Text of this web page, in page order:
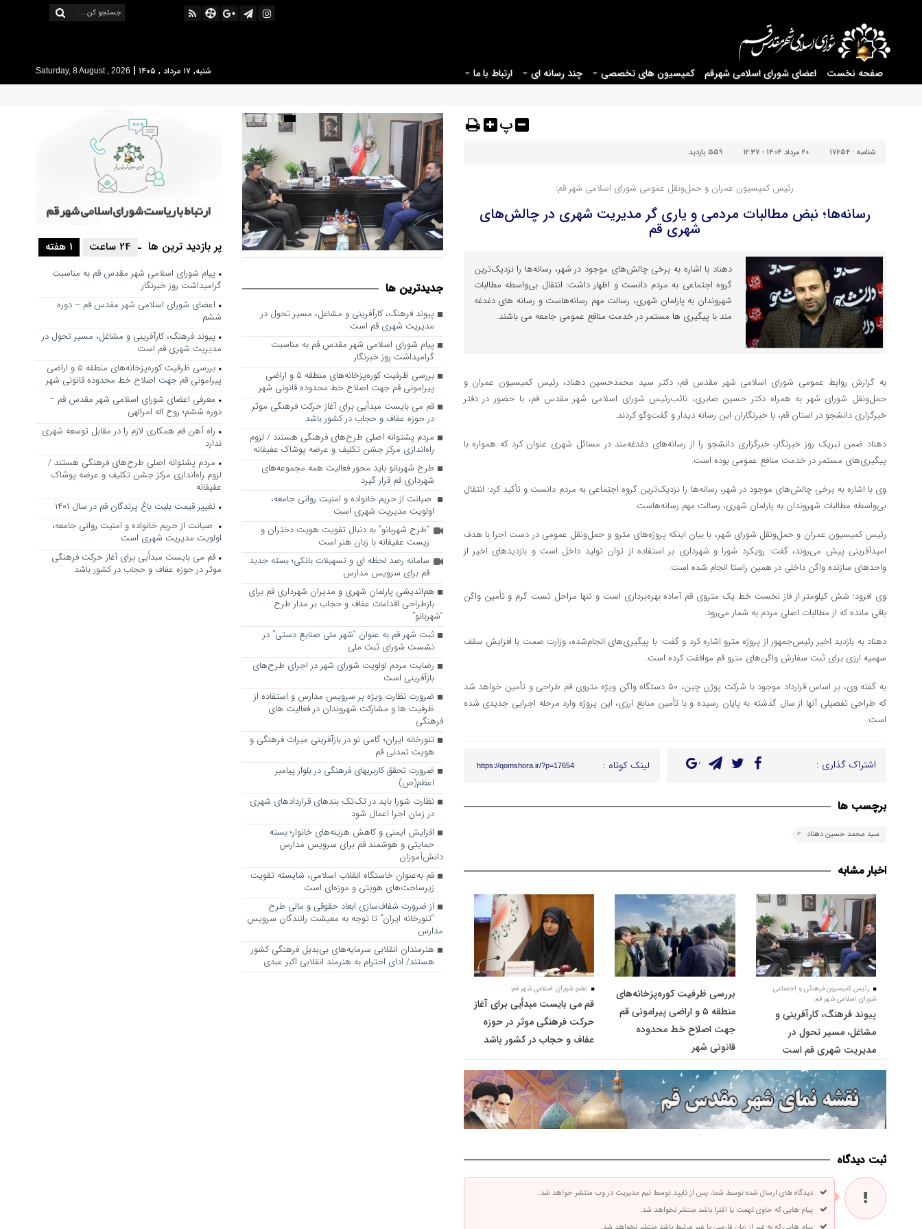
صفحه نخست اعضای شورای اسلامی شهرقم کمیسیون های تخصصی چند رسانه ای ارتباط با ما شنبه, ۱۷ مرداد , ۱۴۰۵ |
Saturday, 8 August , 2026
پ
شناسه : 17654 20 مرداد 1404 - 12:37 559 بازدید
رئیس کمیسیون عمران و حمل‌ونقل عمومی شورای اسلامی شهر قم:
رسانه‌ها؛ نبض مطالبات مردمی و یاری گر مدیریت شهری در چالش‌های
شهری قم
دهناد با اشاره به برخی چالش‌های موجود در شهر، رسانه‌ها را نزدیک‌ترین
گروه اجتماعی به مردم دانست و اظهار داشت: انتقال بی‌واسطه مطالبات
شهروندان به پارلمان شهری، رسالت مهم رسانه‌هاست و رسانه های دغدغه
مند با پیگیری ها مستمر در خدمت منافع عمومی جامعه می باشند.
به گزارش روابط عمومی شورای اسلامی شهر مقدس قم، دکتر سید محمدحسین دهناد، رئیس کمیسیون عمران و
حمل‌ونقل شورای شهر به همراه دکتر حسین صابری، نائب‌رئیس شورای اسلامی شهر مقدس قم، با حضور در دفتر
خبرگزاری دانشجو در استان قم، با خبرنگاران این رسانه دیدار و گفت‌و‌گو کردند.
دهناد ضمن تبریک روز خبرنگار، خبرگزاری دانشجو را از رسانه‌های دغدغه‌مند در مسائل شهری عنوان کرد که همواره با
پیگیری‌های مستمر در خدمت منافع عمومی بوده است.
وی با اشاره به برخی چالش‌های موجود در شهر، رسانه‌ها را نزدیک‌ترین گروه اجتماعی به مردم دانست و تأکید کرد: انتقال
بی‌واسطه مطالبات شهروندان به پارلمان شهری، رسالت مهم رسانه‌هاست.
رئیس کمیسیون عمران و حمل‌ونقل شورای شهر، با بیان اینکه پروژه‌های مترو و حمل‌ونقل عمومی در دست اجرا با هدف
امیدآفرینی پیش می‌روند، گفت: رویکرد شورا و شهرداری بر استفاده از توان تولید داخل است و بازدید‌های اخیر از
واحد‌های سازنده واگن داخلی در همین راستا انجام شده است.
وی افزود: شش کیلومتر از فاز نخست خط یک متروی قم آماده بهره‌برداری است و تنها مراحل تست گرم و تأمین واگن
باقی مانده که از مطالبات اصلی مردم به شمار می‌رود.
دهناد به بازدید اخیر رئیس‌جمهور از پروژه مترو اشاره کرد و گفت: با پیگیری‌های انجام‌شده، وزارت صمت با افزایش سقف
سهمیه ارزی برای ثبت سفارش واگن‌های مترو قم موافقت کرده است.
به گفته وی، بر اساس قرارداد موجود با شرکت پوژن چین، ۵۰ دستگاه واگن ویژه متروی قم طراحی و تأمین خواهد شد
که طراحی تفصیلی آنها از سال گذشته به پایان رسیده و با تأمین منابع ارزی، این پروژه وارد مرحله اجرایی جدیدی شده
است.
اشتراک گذاری : لینک کوتاه : https://qomshora.ir/?p=17654
برچسب ها
سید محمد حسین دهناد
اخبار مشابه
رئیس کمیسیون فرهنگی و اجتماعی
شورای اسلامی شهر قم:
پیوند فرهنگ، کارآفرینی و
مشاغل، مسیر تحول در
مدیریت شهری قم است
بررسی ظرفیت کوره‌پزخانه‌های
منطقه ۵ و اراضی پیرامونی قم
جهت اصلاح خط محدوده
قانونی شهر
عضو شورای اسلامی شهر قم:
قم می بایست مبدأیی برای آغاز
حرکت فرهنگی موثر در حوزه
عفاف و حجاب در کشور باشد
ثبت دیدگاه
دیدگاه های ارسال شده توسط شما، پس از تایید توسط تیم مدیریت در وب منتشر خواهد شد.
پیام هایی که حاوی تهمت یا افترا باشد منتشر نخواهد شد.
جديدترين ها
پیوند فرهنگ، کارآفرینی و مشاغل، مسیر تحول در
مدیریت شهری قم است
پیام شورای اسلامی شهر مقدس قم به مناسبت
گرامیداشت روز خبرنگار
بررسی ظرفیت کوره‌پزخانه‌های منطقه ۵ و اراضی
پیرامونی قم جهت اصلاح خط محدوده قانونی شهر
قم می بایست مبدأیی برای آغاز حرکت فرهنگی موثر
در حوزه عفاف و حجاب در کشور باشد
مردم پشتوانه اصلی طرح‌های فرهنگی هستند / لزوم
راه‌اندازی مرکز جشن تکلیف و عرضه پوشاک عفیفانه
طرح شهربانو باید محور فعالیت همه مجموعه‌های
شهرداری قم قرار گیرد
صیانت از حریم خانواده و امنیت روانی جامعه،
اولویت مدیریت شهری است
“طرح شهربانو” به دنبال تقویت هویت دختران و
زیست عفیفانه با زبان هنر است
سامانه رصد لحظه ای و تسهیلات بانکی؛ بسته جدید
قم برای سرویس مدارس
هم‌اندیشی پارلمان شهری و مدیران شهرداری قم برای
بازطراحی اقدامات عفاف و حجاب بر مدار طرح
“شهربانو”
ثبت شهر قم به عنوان “شهر ملی صنایع دستی” در
نشست شورای ثبت ملی
رضایت مردم اولویت شورای شهر در اجرای طرح‌های
بازآفرینی است
ضرورت نظارت ویژه بر سرویس مدارس و استفاده از
ظرفیت ها و مشارکت شهروندان در فعالیت های
فرهنگی
تنورخانه ایران؛ گامی نو در بازآفرینی میراث فرهنگی و
هویت تمدنی قم
ضرورت تحقق کاربری­های فرهنگی در بلوار پیامبر
اعظم(ص)
نظارت شورا باید در تک‌تک بندهای قراردادهای شهری
در زمان اجرا اعمال شود
افزایش ایمنی و کاهش هزینه‌های خانوار؛ بسته
حمایتی و هوشمند قم برای سرویس مدارس
دانش‌آموزان
قم به‌عنوان خاستگاه انقلاب اسلامی، شایسته تقویت
زیرساخت‌های هویتی و موزه‌ای است
از ضرورت شفاف‌سازی ابعاد حقوقی و مالی طرح
“تنورخانه ایران” تا توجه به معیشت رانندگان سرویس
مدارس
هنرمندان انقلابی سرمایه‌های بی‌بدیل فرهنگی کشور
هستند/ ادای احترام به هنرمند انقلابی اکبر عبدی
پر بازدید ترین ها 1 هفته 24 ساعت
پیام شورای اسلامی شهر مقدس قم به مناسبت
گرامیداشت روز خبرنگار
اعضای شورای اسلامی شهر مقدس قم – دوره
ششم
پیوند فرهنگ، کارآفرینی و مشاغل، مسیر تحول در
مدیریت شهری قم است
بررسی ظرفیت کوره‌پزخانه‌های منطقه ۵ و اراضی
پیرامونی قم جهت اصلاح خط محدوده قانونی شهر
معرفی اعضای شورای اسلامی شهر مقدس قم –
دوره ششم؛ روح اله امرالهی
راه آهن قم همکاری لازم را در مقابل توسعه شهری
ندارد
مردم پشتوانه اصلی طرح‌های فرهنگی هستند /
لزوم راه‌اندازی مرکز جشن تکلیف و عرضه پوشاک
عفیفانه
تغییر قیمت بلیت باغ پرندگان قم در سال ۱۴۰۱
صیانت از حریم خانواده و امنیت روانی جامعه،
اولویت مدیریت شهری است
قم می بایست مبدأیی برای آغاز حرکت فرهنگی
موثر در حوزه عفاف و حجاب در کشور باشد